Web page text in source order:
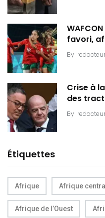
favori,
By
Crise à
des
By
Étiquettes
Afrique Afrique
Afrique de l’Ouest